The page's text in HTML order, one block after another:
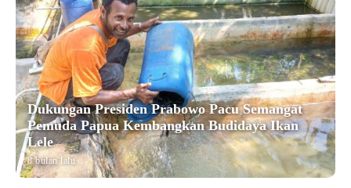
Dukungan Presiden Prabowo Pacu Semangat
Pemuda Papua Kembangkan Budidaya Ikan
Lele
8 bulan lalu